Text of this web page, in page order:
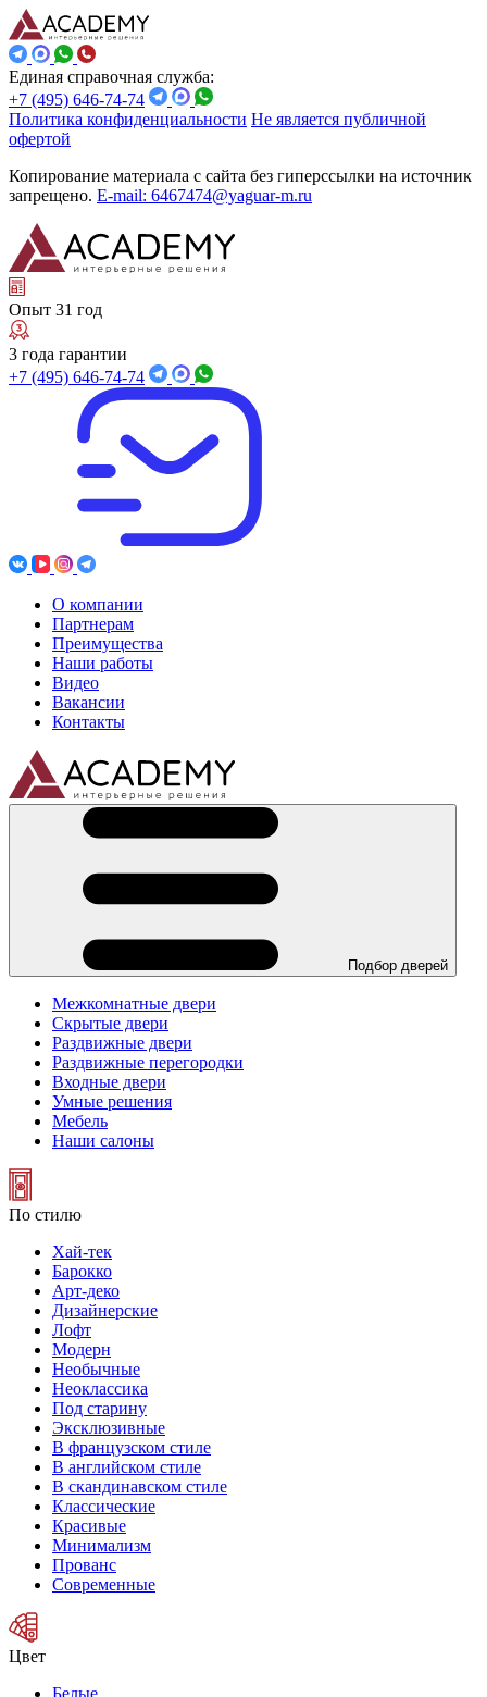
Единая справочная служба:
+7 (495) 646-74-74
Политика конфиденциальности Не является публичной
офертой
Копирование материала с сайта без гиперссылки на источник
запрещено. E-mail: 6467474@yaguar-m.ru
Опыт 31 год
3 года гарантии
+7 (495) 646-74-74
О компании
Партнерам
Преимущества
Наши работы
Видео
Вакансии
Контакты
Подбор дверей
Межкомнатные двери
Скрытые двери
Раздвижные двери
Раздвижные перегородки
Входные двери
Умные решения
Мебель
Наши салоны
По стилю
Хай-тек
Барокко
Арт-деко
Дизайнерские
Лофт
Модерн
Необычные
Неоклассика
Под старину
Эксклюзивные
В французском стиле
В английском стиле
В скандинавском стиле
Классические
Красивые
Минимализм
Прованс
Современные
Цвет
Белые